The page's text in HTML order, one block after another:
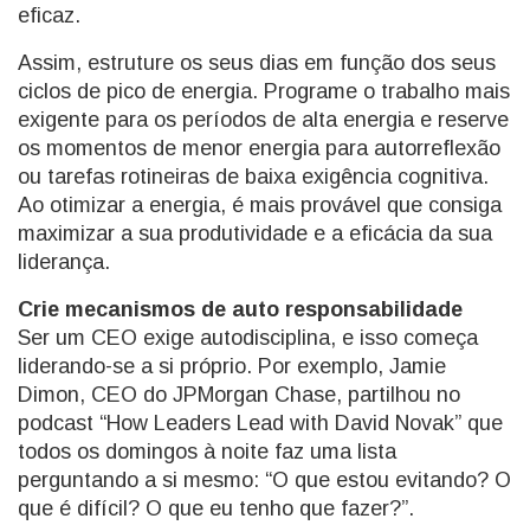
eficaz.
Assim, estruture os seus dias em função dos seus
ciclos de pico de energia. Programe o trabalho mais
exigente para os períodos de alta energia e reserve
os momentos de menor energia para autorreflexão
ou tarefas rotineiras de baixa exigência cognitiva.
Ao otimizar a energia, é mais provável que consiga
maximizar a sua produtividade e a eficácia da sua
liderança.
Crie mecanismos de auto responsabilidade
Ser um CEO exige autodisciplina, e isso começa
liderando-se a si próprio. Por exemplo, Jamie
Dimon, CEO do JPMorgan Chase, partilhou no
podcast “How Leaders Lead with David Novak” que
todos os domingos à noite faz uma lista
perguntando a si mesmo: “O que estou evitando? O
que é difícil? O que eu tenho que fazer?”.